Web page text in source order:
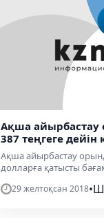
Ақша айырбастау
387 теңгеге
Ақша айырбастау
долларға қатысты
29 желтоқсан 2018•